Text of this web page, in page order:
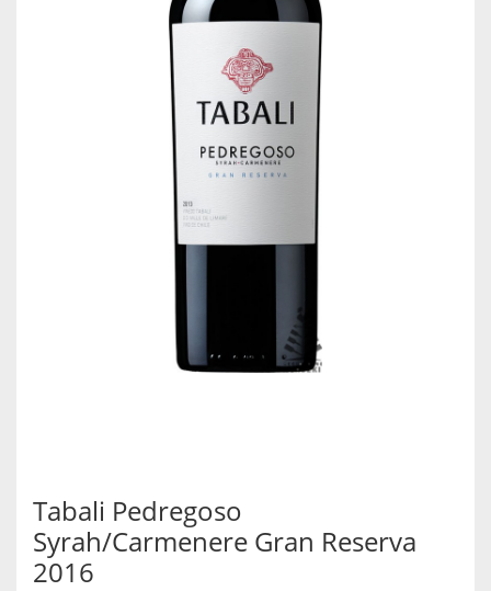
Tabali Pedregoso
Syrah/Carmenere Gran Reserva
2016